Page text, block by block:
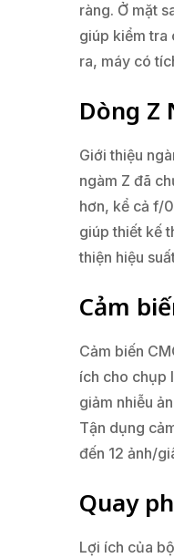
ràng. Ở mặt
giúp kiểm tra
ra, máy có
Dòng Z
Giới thiệu
ngàm Z đã
hơn, kể cả f/
giúp thiết kế
thiện hiệu
Cảm
Cảm biến
ích cho chụp
giảm nhiễu
Tận dụng
đến 12 ảnh/
Quay
Lợi ích của